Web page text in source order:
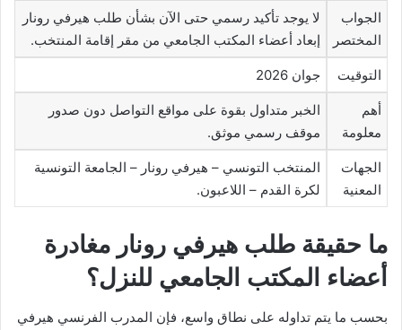
الجواب
المختصر
لا يوجد تأكيد رسمي حتى الآن بشأن طلب هيرفي رونار
إبعاد أعضاء المكتب الجامعي من مقر إقامة المنتخب.
التوقيت جوان 2026
أهم
معلومة
الخبر متداول بقوة على مواقع التواصل دون صدور
موقف رسمي موثق.
الجهات
المعنية
المنتخب التونسي – هيرفي رونار – الجامعة التونسية
لكرة القدم – اللاعبون.
ما حقيقة طلب هيرفي رونار مغادرة
أعضاء المكتب الجامعي للنزل؟
بحسب ما يتم تداوله على نطاق واسع، فإن المدرب الفرنسي هيرفي